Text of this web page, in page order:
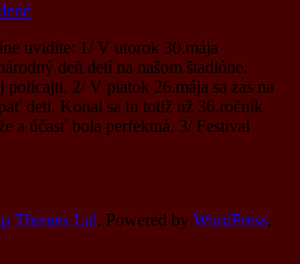
uvidíte: 1/ V utorok 30.mája
deň detí na našom štadióne.
policajti. 2/ V piatok 26.mája sa zas na
deti. Konal sa tu totiž už 36.ročník
a účasť bola perfektná. 3/ Festival
Themes Ltd. Powered by WordPress.